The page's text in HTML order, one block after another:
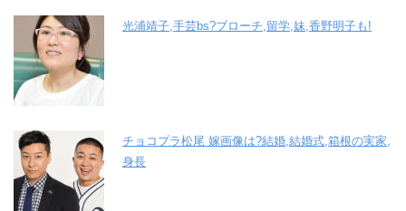
光浦靖子,手芸bs?ブローチ,留学,妹,香野明子も!
チョコプラ松尾 嫁画像は?結婚,結婚式,箱根の実家,
身長